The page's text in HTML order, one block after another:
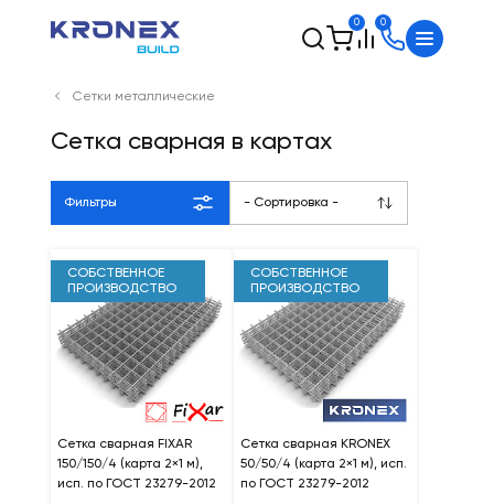
0 0
Сетки металлические
Сетка сварная в картах
Фильтры - Сортировка -
СОБСТВЕННОЕ
ПРОИЗВОДСТВО
Сетка сварная FIXAR
150/150/4 (карта 2×1 м),
исп. по ГОСТ 23279-2012
СОБСТВЕННОЕ
ПРОИЗВОДСТВО
Сетка сварная KRONEX
50/50/4 (карта 2×1 м), исп.
по ГОСТ 23279-2012